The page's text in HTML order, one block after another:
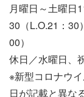
月曜日～土曜日
30（L.O.21：30
00）
休日／水曜日、
※新型コロナウ
日が記載と異な